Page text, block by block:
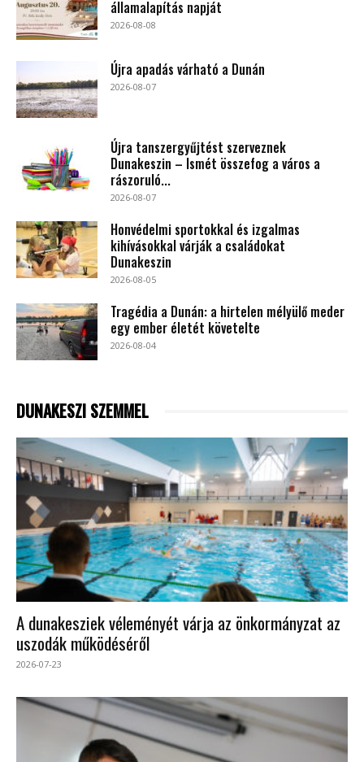
államalapítás napját
2026-08-08
Újra apadás várható a Dunán
2026-08-07
Újra tanszergyűjtést szerveznek
Dunakeszin – Ismét összefog a város a
rászoruló...
2026-08-07
Honvédelmi sportokkal és izgalmas
kihívásokkal várják a családokat
Dunakeszin
2026-08-05
Tragédia a Dunán: a hirtelen mélyülő meder
egy ember életét követelte
2026-08-04
DUNAKESZI SZEMMEL
A dunakesziek véleményét várja az önkormányzat az
uszodák működéséről
2026-07-23